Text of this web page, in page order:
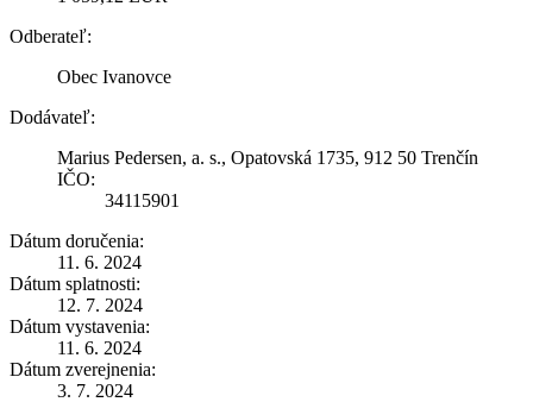
Odberateľ:
Obec Ivanovce
Dodávateľ:
Marius Pedersen, a. s., Opatovská 1735, 912 50 Trenčín
IČO:
34115901
Dátum doručenia:
11. 6. 2024
Dátum splatnosti:
12. 7. 2024
Dátum vystavenia:
11. 6. 2024
Dátum zverejnenia:
3. 7. 2024